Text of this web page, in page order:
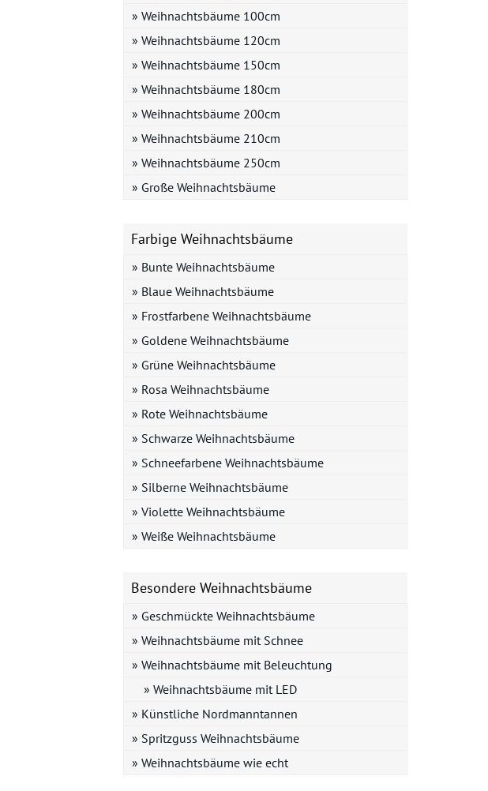
» Weihnachtsbäume 100cm
» Weihnachtsbäume 120cm
» Weihnachtsbäume 150cm
» Weihnachtsbäume 180cm
» Weihnachtsbäume 200cm
» Weihnachtsbäume 210cm
» Weihnachtsbäume 250cm
» Große Weihnachtsbäume
Farbige Weihnachtsbäume
» Bunte Weihnachtsbäume
» Blaue Weihnachtsbäume
» Frostfarbene Weihnachtsbäume
» Goldene Weihnachtsbäume
» Grüne Weihnachtsbäume
» Rosa Weihnachtsbäume
» Rote Weihnachtsbäume
» Schwarze Weihnachtsbäume
» Schneefarbene Weihnachtsbäume
» Silberne Weihnachtsbäume
» Violette Weihnachtsbäume
» Weiße Weihnachtsbäume
Besondere Weihnachtsbäume
» Geschmückte Weihnachtsbäume
» Weihnachtsbäume mit Schnee
» Weihnachtsbäume mit Beleuchtung
» Weihnachtsbäume mit LED
» Künstliche Nordmanntannen
» Spritzguss Weihnachtsbäume
» Weihnachtsbäume wie echt